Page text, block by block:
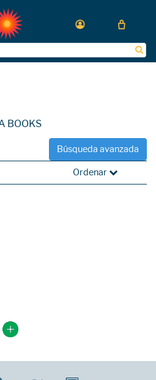
BOOKS
Búsqueda avanzada
Ordenar